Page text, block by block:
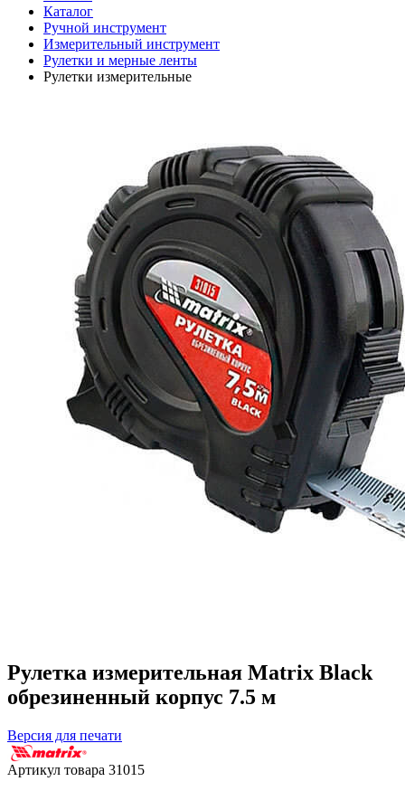
Каталог
Ручной инструмент
Измерительный инструмент
Рулетки и мерные ленты
Рулетки измерительные
Рулетка измерительная Matrix Black
обрезиненный корпус 7.5 м
Версия для печати
Артикул товара 31015